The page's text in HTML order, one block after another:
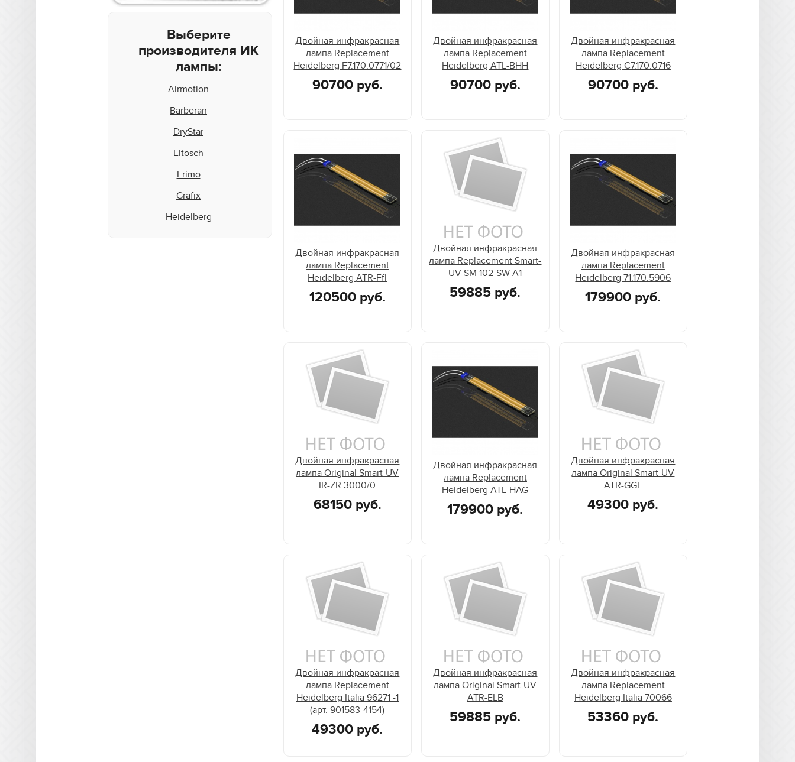
Двойная инфракрасная
лампа Replacement
Heidelberg F7.170.0771/02
90700 руб.
Двойная инфракрасная
лампа Replacement
Heidelberg ATL-BHH
90700 руб.
Двойная инфракрасная
лампа Replacement
Heidelberg C7.170.0716
90700 руб.
Двойная инфракрасная
лампа Replacement
Heidelberg ATR-Ffl
120500 руб.
Двойная инфракрасная
лампа Replacement Smart-
UV SM 102-SW-A1
59885 руб.
Двойная инфракрасная
лампа Replacement
Heidelberg 71.170.5906
179900 руб.
Двойная инфракрасная
лампа Original Smart-UV
IR-ZR 3000/0
68150 руб.
Двойная инфракрасная
лампа Replacement
Heidelberg ATL-HAG
179900 руб.
Двойная инфракрасная
лампа Original Smart-UV
ATR-GGF
49300 руб.
Двойная инфракрасная
лампа Replacement
Heidelberg Italia 96271 -1
(арт. 901583-4154)
49300 руб.
Двойная инфракрасная
лампа Original Smart-UV
ATR-ELB
59885 руб.
Двойная инфракрасная
лампа Replacement
Heidelberg Italia 70066
53360 руб.
Выберите
производителя ИК
лампы:
Airmotion
Barberan
DryStar
Eltosch
Frimo
Grafix
Heidelberg